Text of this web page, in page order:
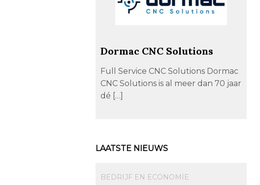
Dormac CNC Solutions
Full Service CNC Solutions Dormac
CNC Solutions is al meer dan 70 jaar
dé […]
LAATSTE NIEUWS
BEDRIJF EN ECONOMIE